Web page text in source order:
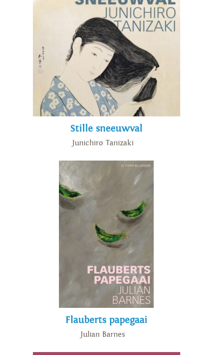
Stille sneeuwval
Junichiro Tanizaki
Flauberts papegaai
Julian Barnes